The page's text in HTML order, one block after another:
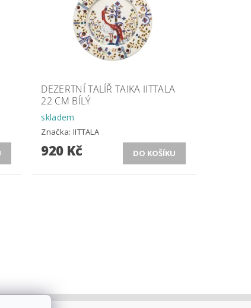
DEZERTNÍ TALÍŘ TAIKA IITTALA
22 CM BÍLÝ
skladem
Značka: IITTALA
920 Kč